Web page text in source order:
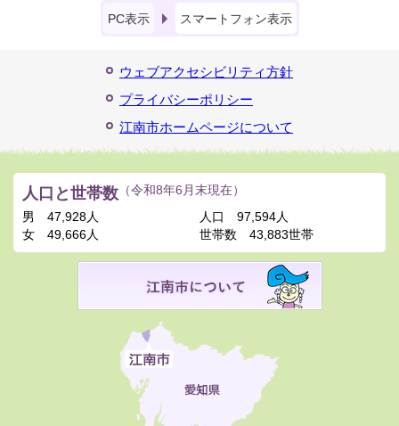
PC表示 スマートフォン表示
ウェブアクセシビリティ方針
プライバシーポリシー
江南市ホームページについて
人口と世帯数 （令和8年6月末現在）
男
47,928人
女
49,666人
人口
97,594人
世帯数
43,883世帯